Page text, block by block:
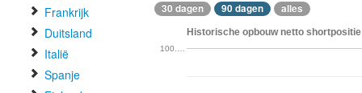
Frankrijk
Duitsland
Italië
Spanje
30 dagen 90 dagen alles
Historische opbouw netto
100.…